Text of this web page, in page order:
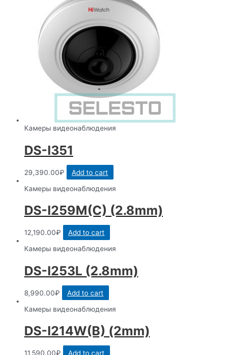
Камеры видеонаблюдения
DS-I351
29,390.00₽
Add to cart
Камеры видеонаблюдения
DS-I259M(C) (2.8mm)
12,190.00₽
Add to cart
Камеры видеонаблюдения
DS-I253L (2.8mm)
8,990.00₽
Add to cart
Камеры видеонаблюдения
DS-I214W(B) (2mm)
11,590.00₽ Add to cart